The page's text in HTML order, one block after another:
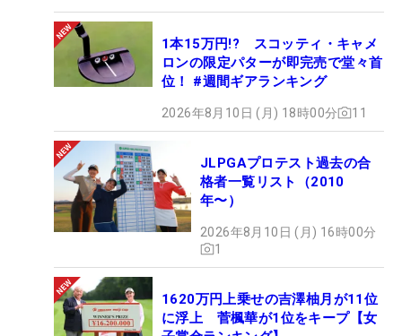
1本15万円!? スコッティ・キャメ
ロンの限定パターが即完売で堂々首
位！ #週間ギアランキング
2026年8月10日 (月) 18時00分 11
JLPGAプロテスト過去の合
格者一覧リスト（2010
年〜）
2026年8月10日 (月) 16時00分
1
1620万円上乗せの吉澤柚月が11位
に浮上 菅楓華が1位をキープ【女